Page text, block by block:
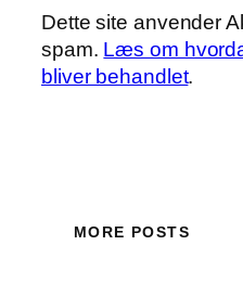
Dette site anvender
spam. Læs om
bliver behandlet.
MORE POSTS